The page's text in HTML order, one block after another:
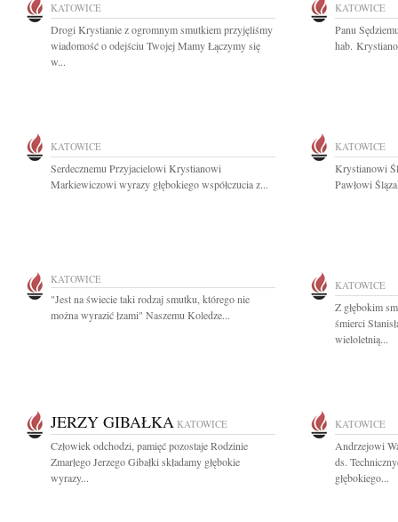
KATOWICE
Drogi Krystianie z ogromnym smutkiem przyjęliśmy
wiadomość o odejściu Twojej Mamy Łączymy się
w...
KATOWICE
Panu
hab.
KATOWICE
Serdecznemu Przyjacielowi Krystianowi
Markiewiczowi wyrazy głębokiego współczucia z...
KATOWICE
Krystianowi
Pawłowi
KATOWICE
"Jest na świecie taki rodzaj smutku, którego nie
można wyrazić łzami" Naszemu Koledze...
KATOWICE
Z głębokim
śmierci
wieloletnią...
JERZY GIBAŁKA KATOWICE
Człowiek odchodzi, pamięć pozostaje Rodzinie
Zmarłego Jerzego Gibałki składamy głębokie
wyrazy...
KATOWICE
Andrzejowi
ds.
głębokiego...